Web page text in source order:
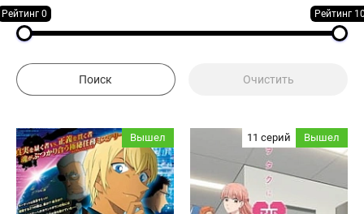
Рейтинг 0 Рейтинг
Вышел 11 серий Вышел